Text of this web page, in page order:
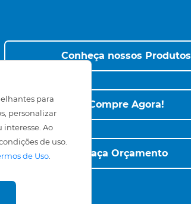
para
personalizar
Ao
de uso.
de Uso.
Conheça nossos Produtos
Compre Agora!
Faça Orçamento